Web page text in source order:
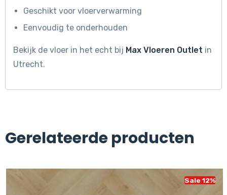
Geschikt voor vloerverwarming
Eenvoudig te onderhouden
Bekijk de vloer in het echt bij Max Vloeren Outlet in
Utrecht.
Gerelateerde producten
Sale 12%